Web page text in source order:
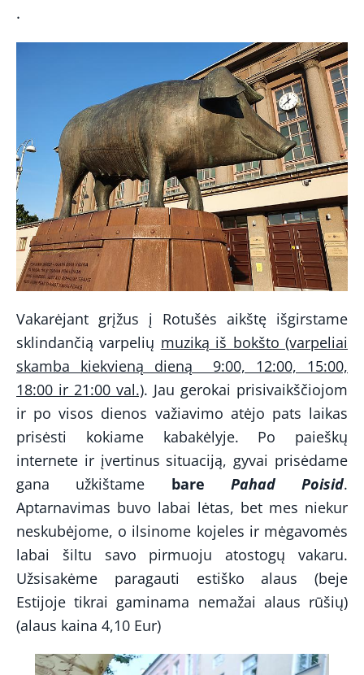
.
Vakarėjant grįžus į Rotušės aikštę išgirstame
sklindančią varpelių muziką iš bokšto (varpeliai
skamba kiekvieną dieną 9:00, 12:00, 15:00,
18:00 ir 21:00 val.). Jau gerokai prisivaikščiojom
ir po visos dienos važiavimo atėjo pats laikas
prisėsti kokiame kabakėlyje. Po paieškų
internete ir įvertinus situaciją, gyvai prisėdame
gana užkištame bare Pahad Poisid.
Aptarnavimas buvo labai lėtas, bet mes niekur
neskubėjome, o ilsinome kojeles ir mėgavomės
labai šiltu savo pirmuoju atostogų vakaru.
Užsisakėme paragauti estiško alaus (beje
Estijoje tikrai gaminama nemažai alaus rūšių)
(alaus kaina 4,10 Eur)